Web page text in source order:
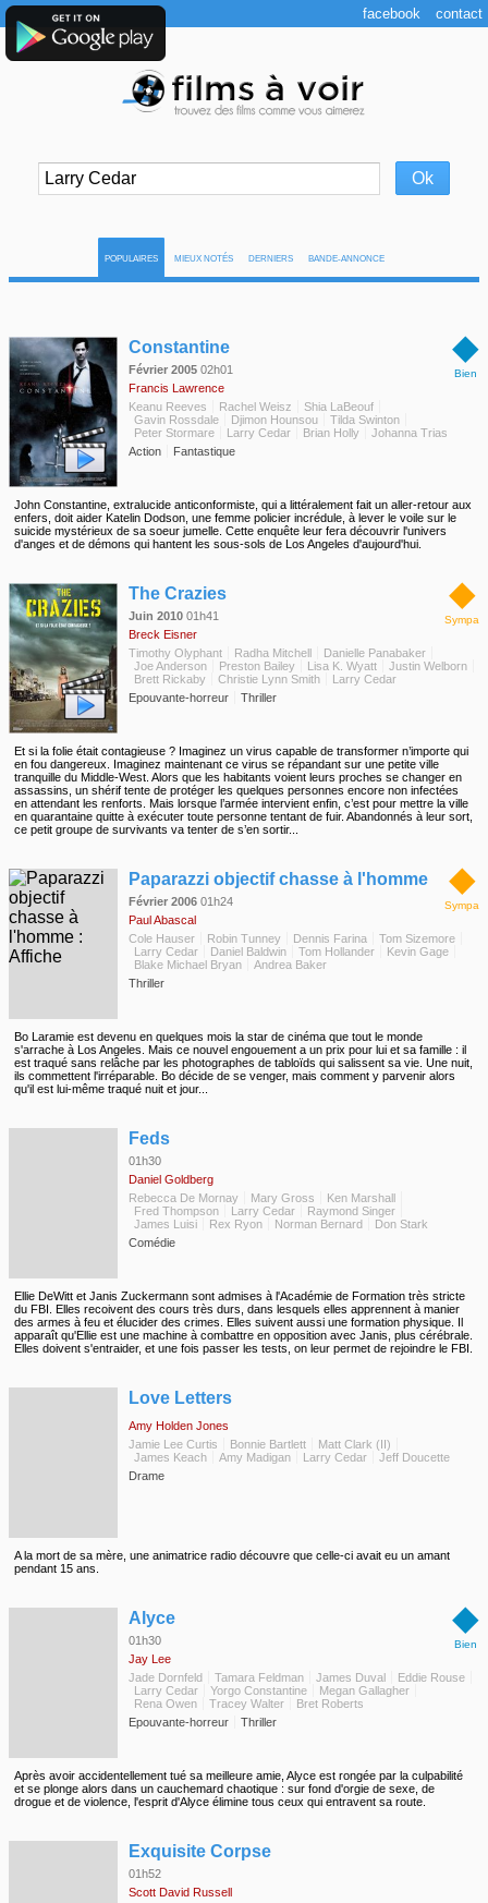
POPULAIRES MIEUX NOTÉS DERNIERS BANDE-ANNONCE
◆
Bien
Constantine
Février 2005 02h01
Francis Lawrence
Keanu Reeves
Rachel Weisz
Shia LaBeouf
Gavin Rossdale
Djimon Hounsou
Tilda Swinton
Peter Stormare
Larry Cedar Brian Holly
Johanna Trias
Action
Fantastique
John Constantine, extralucide anticonformiste, qui a littéralement fait un aller-retour aux
enfers, doit aider Katelin Dodson, une femme policier incrédule, à lever le voile sur le
suicide mystérieux de sa soeur jumelle. Cette enquête leur fera découvrir l'univers
d'anges et de démons qui hantent les sous-sols de Los Angeles d'aujourd'hui.
◆
Sympa
The Crazies
Juin 2010 01h41
Breck Eisner
Timothy Olyphant
Radha Mitchell
Danielle Panabaker
Joe Anderson
Preston Bailey Lisa K. Wyatt
Justin Welborn
Brett Rickaby
Christie Lynn Smith
Larry Cedar
Epouvante-horreur
Thriller
Et si la folie était contagieuse ? Imaginez un virus capable de transformer n’importe qui
en fou dangereux. Imaginez maintenant ce virus se répandant sur une petite ville
tranquille du Middle-West. Alors que les habitants voient leurs proches se changer en
assassins, un shérif tente de protéger les quelques personnes encore non infectées
en attendant les renforts. Mais lorsque l’armée intervient enfin, c’est pour mettre la ville
en quarantaine quitte à exécuter toute personne tentant de fuir. Abandonnés à leur sort,
ce petit groupe de survivants va tenter de s’en sortir...
◆
Sympa
Paparazzi objectif chasse à l'homme
Février 2006 01h24
Paul Abascal
Cole Hauser
Robin Tunney Dennis Farina
Tom Sizemore
Larry Cedar
Daniel Baldwin Tom Hollander
Kevin Gage
Blake Michael Bryan
Andrea Baker
Thriller
Bo Laramie est devenu en quelques mois la star de cinéma que tout le monde
s'arrache à Los Angeles. Mais ce nouvel engouement a un prix pour lui et sa famille : il
est traqué sans relâche par les photographes de tabloïds qui salissent sa vie. Une nuit,
ils commettent l'irréparable. Bo décide de se venger, mais comment y parvenir alors
qu'il est lui-même traqué nuit et jour...
Feds
01h30
Daniel Goldberg
Rebecca De Mornay
Mary Gross
Ken Marshall
Fred Thompson
Larry Cedar
Raymond Singer
James Luisi
Rex Ryon Norman Bernard
Don Stark
Comédie
Ellie DeWitt et Janis Zuckermann sont admises à l'Académie de Formation très stricte
du FBI. Elles recoivent des cours très durs, dans lesquels elles apprennent à manier
des armes à feu et élucider des crimes. Elles suivent aussi une formation physique. Il
apparaît qu'Ellie est une machine à combattre en opposition avec Janis, plus cérébrale.
Elles doivent s'entraider, et une fois passer les tests, on leur permet de rejoindre le FBI.
Love Letters
Amy Holden Jones
Jamie Lee Curtis
Bonnie Bartlett
Matt Clark (II)
James Keach
Amy Madigan Larry Cedar
Jeff Doucette
Drame
A la mort de sa mère, une animatrice radio découvre que celle-ci avait eu un amant
pendant 15 ans.
◆
Bien
Alyce
01h30
Jay Lee
Jade Dornfeld
Tamara Feldman James Duval
Eddie Rouse
Larry Cedar
Yorgo Constantine
Megan Gallagher
Rena Owen
Tracey Walter
Bret Roberts
Epouvante-horreur
Thriller
Après avoir accidentellement tué sa meilleure amie, Alyce est rongée par la culpabilité
et se plonge alors dans un cauchemard chaotique : sur fond d'orgie de sexe, de
drogue et de violence, l'esprit d'Alyce élimine tous ceux qui entravent sa route.
Exquisite Corpse
01h52
Scott David Russell
facebook contact